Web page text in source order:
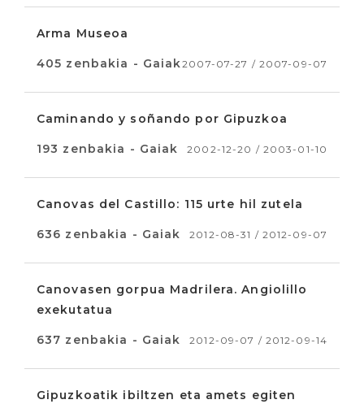
Arma Museoa
405 zenbakia - Gaiak2007-07-27 / 2007-09-07
Caminando y soñando por Gipuzkoa
193 zenbakia - Gaiak 2002-12-20 / 2003-01-10
Canovas del Castillo: 115 urte hil zutela
636 zenbakia - Gaiak 2012-08-31 / 2012-09-07
Canovasen gorpua Madrilera. Angiolillo
exekutatua
637 zenbakia - Gaiak 2012-09-07 / 2012-09-14
Gipuzkoatik ibiltzen eta amets egiten